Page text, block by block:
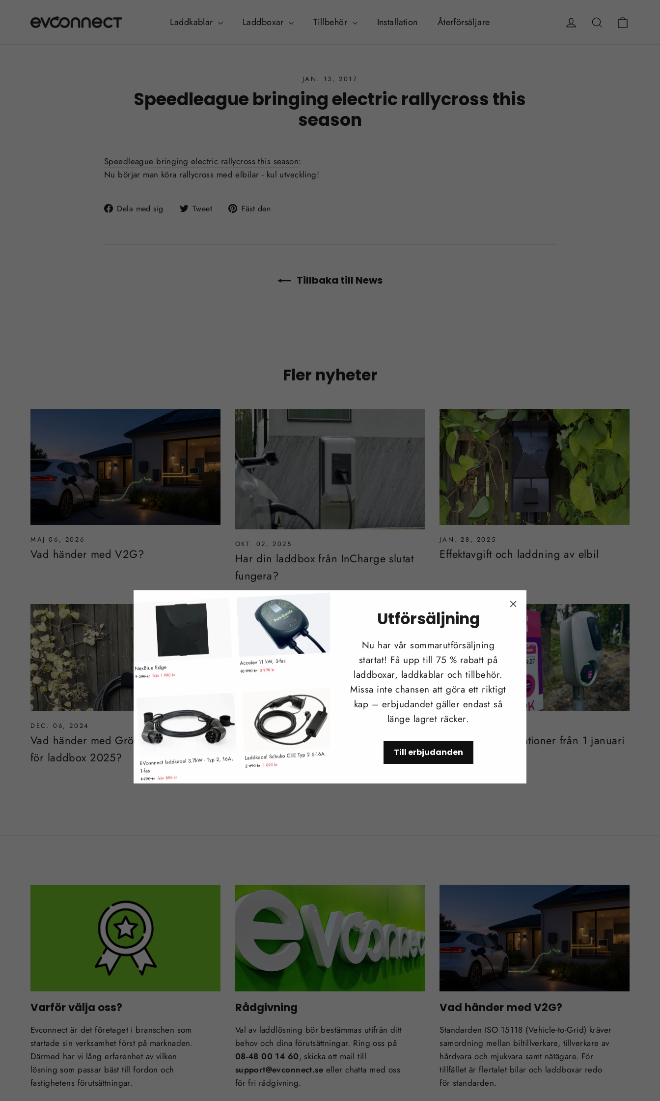
Laddkablar Laddboxar Tillbehör Installation Återförsäljare Logga in Sök
Utförsäljning
Nu har vår sommarutförsäljning
startat! Få upp till 75 % rabatt på
laddboxar, laddkablar och tillbehör.
Missa inte chansen att göra ett riktigt
kap – erbjudandet gäller endast så
länge lagret räcker.
Till erbjudanden
"Stäng
(esc)"
JAN. 13, 2017
Speedleague bringing electric rallycross this
season
Speedleague bringing electric rallycross this season:
Nu börjar man köra rallycross med elbilar - kul utveckling!
Dela med sig
Dela Tweet
Tweet Fäst den
Tillbaka till News
Fler nyheter
MAJ 06, 2026
Vad händer med V2G?
OKT. 02, 2025
Har din laddbox från InCharge slutat
fungera?
JAN. 28, 2025
Effektavgift och laddning av elbil
DEC. 06, 2024
Vad händer med Grön teknik avdrag
för laddbox 2025?
OKT. 21, 2024
Laddkablar för Tesla
OKT. 01, 2024
Ny lag om laddstationer från 1 januari
2025
Varför välja oss?
Evconnect är det företaget i branschen som
startade sin verksamhet först på marknaden.
Därmed har vi lång erfarenhet av vilken
lösning som passar bäst till fordon och
fastighetens förutsättningar.
Rådgivning
Val av laddlösning bör bestämmas utifrån ditt
behov och dina förutsättningar. Ring oss på
08-48 00 14 60, skicka ett mail till
support@evconnect.se eller chatta med oss
för fri rådgivning.
Vad händer med V2G?
Standarden ISO 15118 (Vehicle-to-Grid) kräver
samordning mellan biltillverkare, tillverkare av
hårdvara och mjukvara samt nätägare. För
tillfället är flertalet bilar och laddboxar redo
för standarden.